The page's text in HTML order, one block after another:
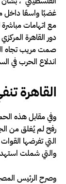
غضبًا واسعًا داخل
مع اتهامات
دور القاهرة
صمت مريب تجاه
اندلاع الحرب في
القاهرة
وفي مقابل هذه
رفح لم يُغلق من
التي تفرضها
والتي شملت
وصرح الرئيس